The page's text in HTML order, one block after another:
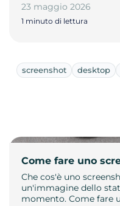
23 maggio 2026
1 minuto di lettura
screenshot desktop
Come fare uno
Che cos'è uno
un'immagine dello
momento. Come fare